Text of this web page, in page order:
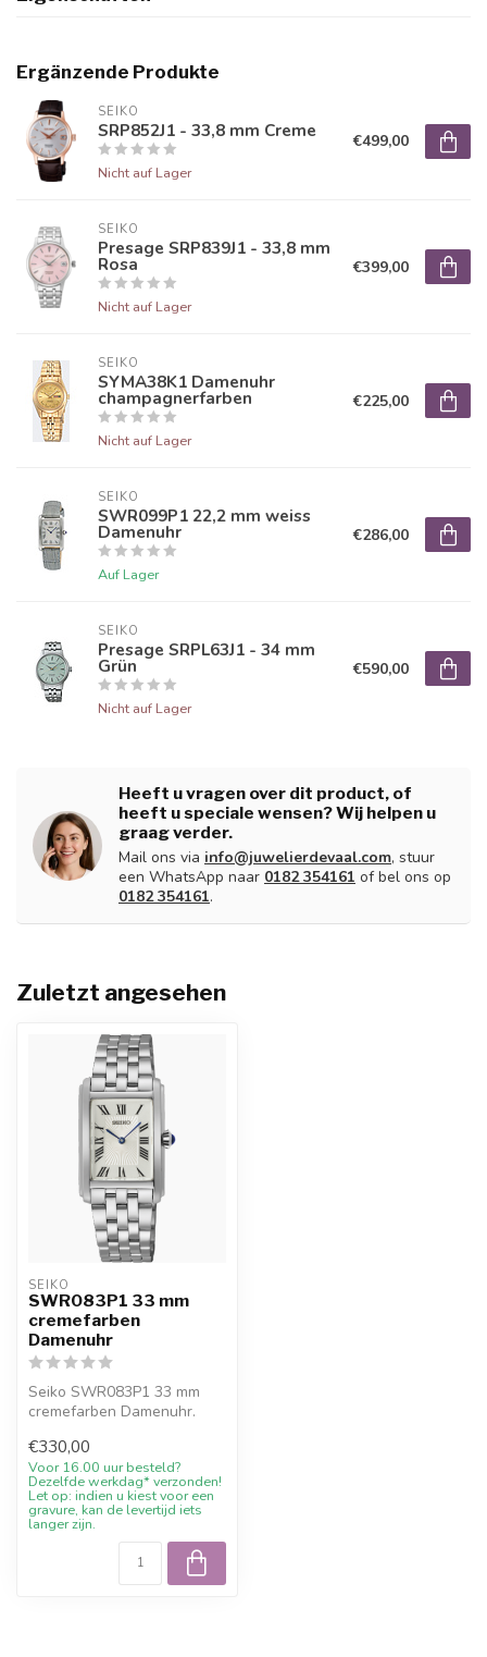
Ergänzende Produkte
SEIKO
SRP852J1 - 33,8 mm Creme
Nicht auf Lager
€499,00
SEIKO
Presage SRP839J1 - 33,8 mm
Rosa
Nicht auf Lager
€399,00
SEIKO
SYMA38K1 Damenuhr
champagnerfarben
Nicht auf Lager
€225,00
SEIKO
SWR099P1 22,2 mm weiss
Damenuhr
Auf Lager
€286,00
SEIKO
Presage SRPL63J1 - 34 mm
Grün
Nicht auf Lager
€590,00
Heeft u vragen over dit product, of
heeft u speciale wensen? Wij helpen u
graag verder.
Mail ons via info@juwelierdevaal.com, stuur
een WhatsApp naar 0182 354161 of bel ons op
0182 354161.
Zuletzt angesehen
SEIKO
SWR083P1 33 mm
cremefarben
Damenuhr
Seiko SWR083P1 33 mm
cremefarben Damenuhr.
Juwelier De...
€330,00
Voor 16.00 uur besteld?
Dezelfde werkdag* verzonden!
Let op: indien u kiest voor een
gravure, kan de levertijd iets
langer zijn.